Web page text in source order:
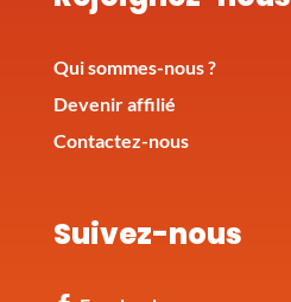
Qui sommes-nous ?
Devenir affilié
Contactez-nous
Suivez-nous